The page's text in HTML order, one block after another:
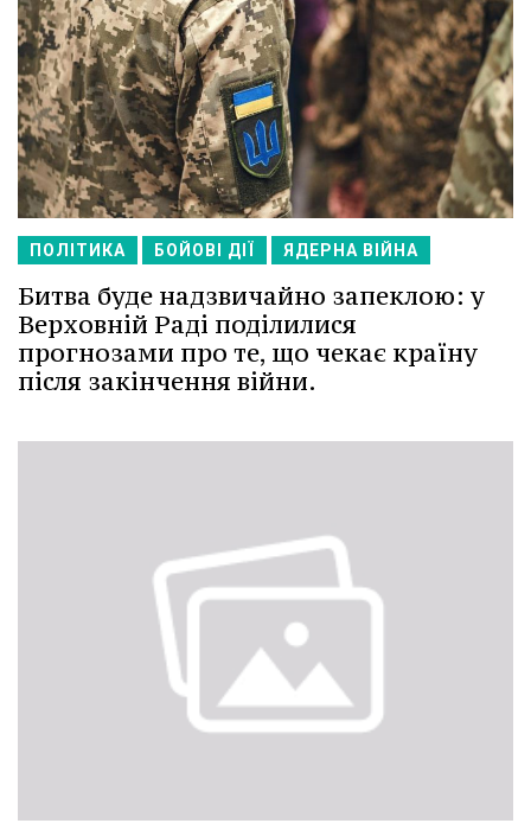
ПОЛІТИКА БОЙОВІ ДІЇ ЯДЕРНА ВІЙНА
Битва буде надзвичайно запеклою: у
Верховній Раді поділилися
прогнозами про те, що чекає країну
після закінчення війни.